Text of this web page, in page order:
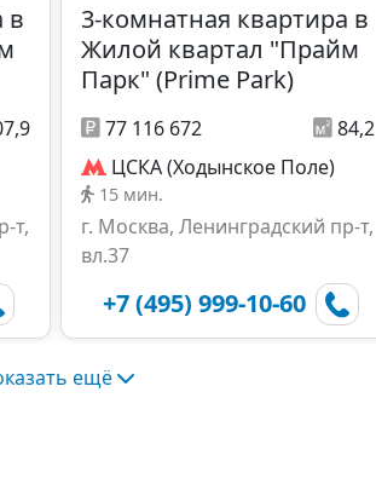
в
т,
3-комнатная квартира в
Жилой квартал "Прайм
Парк" (Prime Park)
77 116 672
84,2
ЦСКА (Ходынское Поле)
15 мин.
г. Москва, Ленинградский пр-т,
вл.37
+7 (495) 999-10-60
ещё